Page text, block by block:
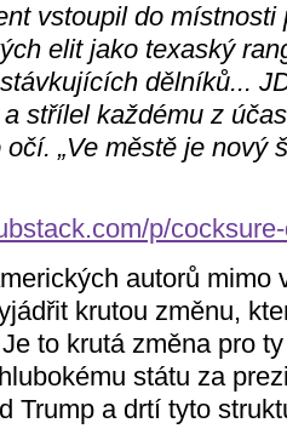
vstoupil do místnosti
elit jako texaský
dělníků...
střílel každému z
„Ve městě je nový
p/
autorů mimo
krutou změnu,
to krutá změna pro
státu za
Trump a drtí tyto